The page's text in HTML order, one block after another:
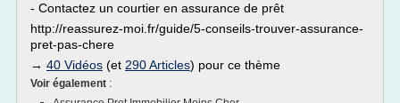
- Contactez un courtier en assurance de prêt
http://reassurez-moi.fr/guide/5-conseils-trouver-assurance-
pret-pas-chere
→ 40 Vidéos (et 290 Articles) pour ce thème
Voir également :